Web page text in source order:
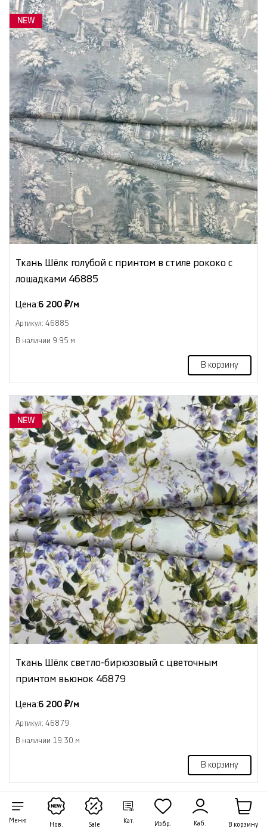
Меню
Нов. Sale
Кат. Избр. Каб. В корзину
NEW
Ткань Шёлк голубой с принтом в стиле рококо с
лошадками 46885
Цена:6 200 ₽/м
Артикул: 46885
В наличии 9.95 м
В корзину
NEW
Ткань Шёлк светло-бирюзовый с цветочным
принтом вьюнок 46879
Цена:6 200 ₽/м
Артикул: 46879
В наличии 19.30 м
В корзину
NEW